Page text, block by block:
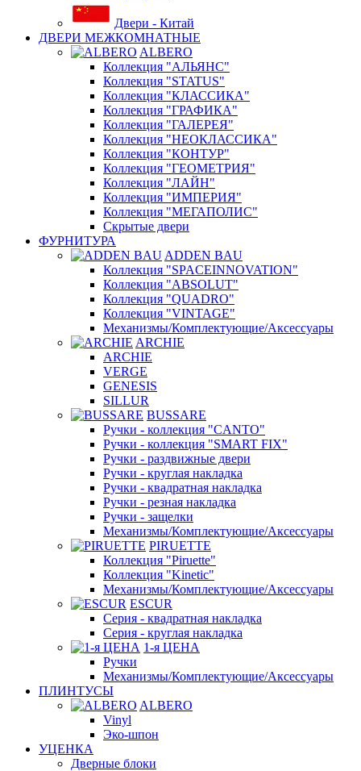
Двери - Китай
ДВЕРИ МЕЖКОМНАТНЫЕ
ALBERO
Коллекция "АЛЬЯНС"
Коллекция "STATUS"
Коллекция "КЛАССИКА"
Коллекция "ГРАФИКА"
Коллекция "ГАЛЕРЕЯ"
Коллекция "НЕОКЛАССИКА"
Коллекция "КОНТУР"
Коллекция "ГЕОМЕТРИЯ"
Коллекция "ЛАЙН"
Коллекция "ИМПЕРИЯ"
Коллекция "МЕГАПОЛИС"
Скрытые двери
ФУРНИТУРА
ADDEN BAU
Коллекция "SPACEINNOVATION"
Коллекция "ABSOLUT"
Коллекция "QUADRO"
Коллекция "VINTAGE"
Механизмы/Комплектующие/Аксессуары
ARCHIE
ARCHIE
VERGE
GENESIS
SILLUR
BUSSARE
Ручки - коллекция "CANTO"
Ручки - коллекция "SMART FIX"
Ручки - раздвижные двери
Ручки - круглая накладка
Ручки - квадратная накладка
Ручки - резная накладка
Ручки - защелки
Механизмы/Комплектующие/Аксессуары
PIRUETTE
Коллекция "Piruette"
Коллекция "Kinetic"
Механизмы/Комплектующие/Аксессуары
ESCUR
Серия - квадратная накладка
Серия - круглая накладка
1-я ЦЕНА
Ручки
Механизмы/Комплектующие/Аксессуары
ПЛИНТУСЫ
ALBERO
Vinyl
Эко-шпон
УЦЕНКА
Дверные блоки